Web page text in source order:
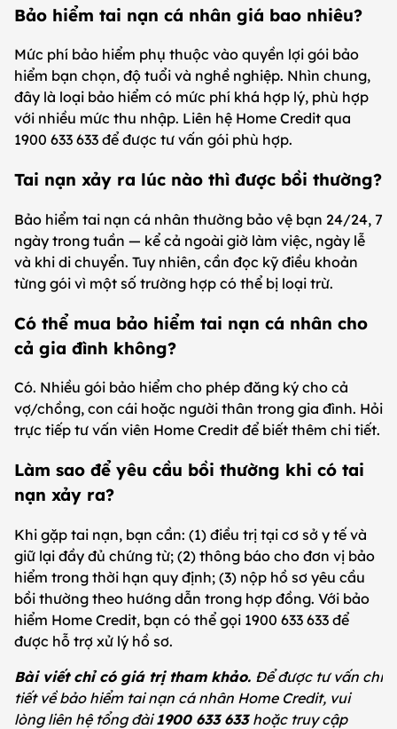
Bảo hiểm tai nạn cá nhân giá bao nhiêu?
Mức phí bảo hiểm phụ thuộc vào quyền lợi gói bảo
hiểm bạn chọn, độ tuổi và nghề nghiệp. Nhìn chung,
đây là loại bảo hiểm có mức phí khá hợp lý, phù hợp
với nhiều mức thu nhập. Liên hệ Home Credit qua
1900 633 633 để được tư vấn gói phù hợp.
Tai nạn xảy ra lúc nào thì được bồi thường?
Bảo hiểm tai nạn cá nhân thường bảo vệ bạn 24/24, 7
ngày trong tuần — kể cả ngoài giờ làm việc, ngày lễ
và khi di chuyển. Tuy nhiên, cần đọc kỹ điều khoản
từng gói vì một số trường hợp có thể bị loại trừ.
Có thể mua bảo hiểm tai nạn cá nhân cho
cả gia đình không?
Có. Nhiều gói bảo hiểm cho phép đăng ký cho cả
vợ/chồng, con cái hoặc người thân trong gia đình. Hỏi
trực tiếp tư vấn viên Home Credit để biết thêm chi tiết.
Làm sao để yêu cầu bồi thường khi có tai
nạn xảy ra?
Khi gặp tai nạn, bạn cần: (1) điều trị tại cơ sở y tế và
giữ lại đầy đủ chứng từ; (2) thông báo cho đơn vị bảo
hiểm trong thời hạn quy định; (3) nộp hồ sơ yêu cầu
bồi thường theo hướng dẫn trong hợp đồng. Với bảo
hiểm Home Credit, bạn có thể gọi 1900 633 633 để
được hỗ trợ xử lý hồ sơ.
Bài viết chỉ có giá trị tham khảo. Để được tư vấn chi
tiết về bảo hiểm tai nạn cá nhân Home Credit, vui
lòng liên hệ tổng đài1900 633 633 hoặc truy cập